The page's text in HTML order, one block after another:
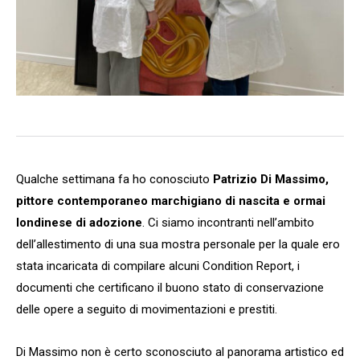
Qualche settimana fa ho conosciuto Patrizio Di Massimo,
pittore contemporaneo marchigiano di nascita e ormai
londinese di adozione . Ci siamo incontranti nell’ambito
dell’allestimento di una sua mostra personale per la quale ero
stata incaricata di compilare alcuni Condition Report, i
documenti che certificano il buono stato di conservazione
delle opere a seguito di movimentazioni e prestiti.
Di Massimo non è certo sconosciuto al panorama artistico ed